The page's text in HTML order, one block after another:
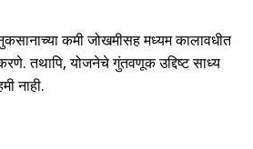
कमी जोखमीसह मध्यम कालावधीत
तथापि, योजनेचे गुंतवणूक उद्दिष्ट साध्य
नाही.